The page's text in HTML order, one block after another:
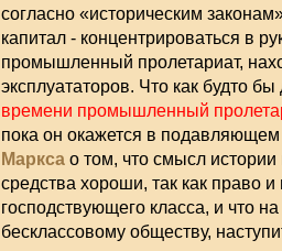
согласно «историческим
капитал - концентрироваться в
промышленный пролетариат,
эксплуататоров. Что как будто
времени промышленный
пока он окажется в
Марксао том, что смысл истории
средства хороши, так как право
господствующего класса, и что
бесклассовому обществу,